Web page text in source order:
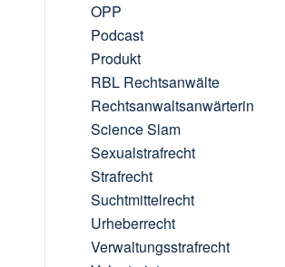
OPP
Podcast
Produkt
RBL Rechtsanwälte
Rechtsanwaltsanwärterin
Science Slam
Sexualstrafrecht
Strafrecht
Suchtmittelrecht
Urheberrecht
Verwaltungsstrafrecht